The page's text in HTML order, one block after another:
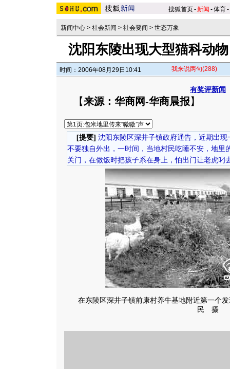
搜狐首页-新闻 -体育-
新闻中心 > 社会新闻 > 社会要闻 > 世态万象
沈阳东陵出现大型猫科动
时间：2006年08月29日10:41 我来说两句(288)
有奖评新闻
【来源：华商网-华商晨报】
[提要] 沈阳东陵区深井子镇政府通告，近期出
不要独自外出，一时间，当地村民吃睡不安，地里
关门，在做饭时把孩子系在身上，怕出门让老虎叼
在东陵区深井子镇前康村养牛基地附近第一个
民 摄